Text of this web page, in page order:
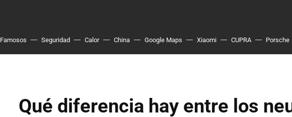
Famosos Seguridad Calor China Google Maps Xiaomi CUPRA Porsche
Qué diferencia hay entre los